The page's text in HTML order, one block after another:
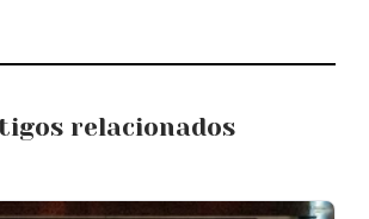
relacionados